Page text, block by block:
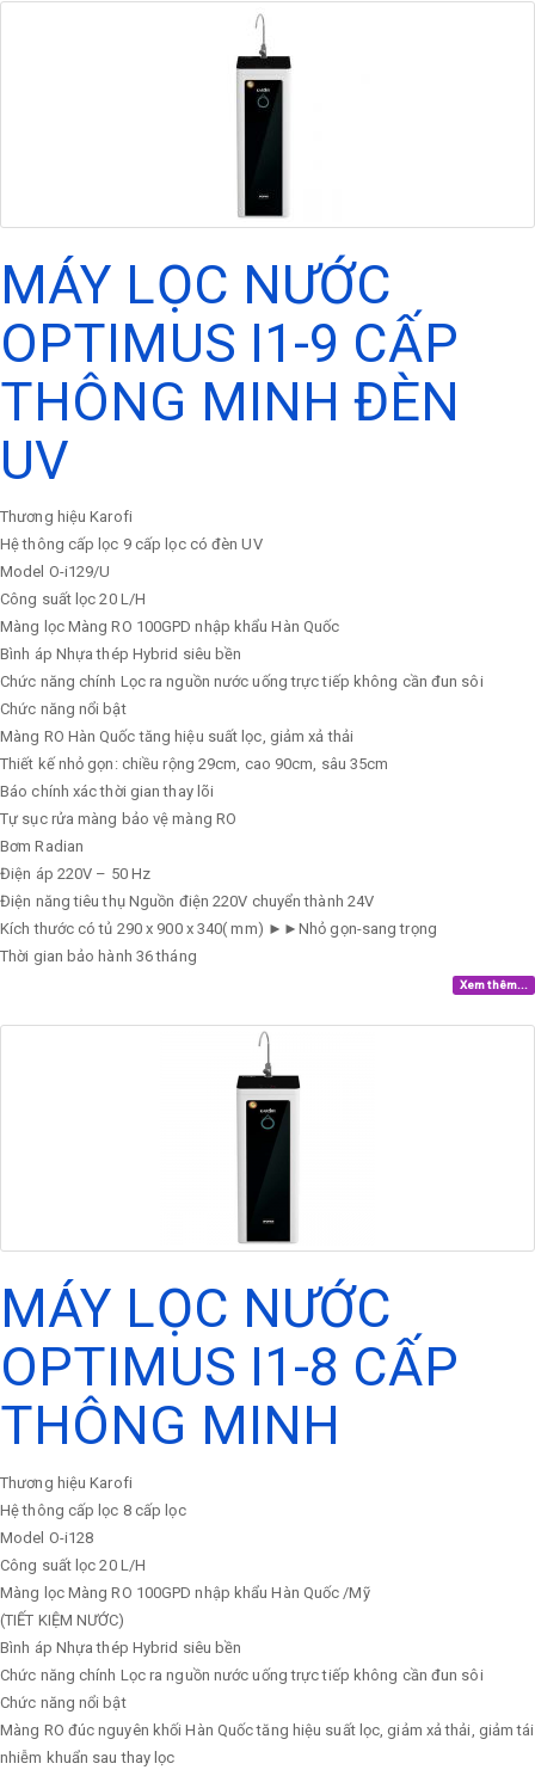
MÁY LỌC NƯỚC
OPTIMUS I1-9 CẤP
THÔNG MINH ĐÈN
UV
Thương hiệu Karofi
Hệ thông cấp lọc 9 cấp lọc có đèn UV
Model O-i129/U
Công suất lọc 20 L/H
Màng lọc Màng RO 100GPD nhập khẩu Hàn Quốc
Bình áp Nhựa thép Hybrid siêu bền
Chức năng chính Lọc ra nguồn nước uống trực tiếp không cần đun sôi
Chức năng nổi bật
Màng RO Hàn Quốc tăng hiệu suất lọc, giảm xả thải
Thiết kế nhỏ gọn: chiều rộng 29cm, cao 90cm, sâu 35cm
Báo chính xác thời gian thay lõi
Tự sục rửa màng bảo vệ màng RO
Bơm Radian
Điện áp 220V – 50 Hz
Điện năng tiêu thụ Nguồn điện 220V chuyển thành 24V
Kích thước có tủ 290 x 900 x 340( mm) ►►Nhỏ gọn-sang trọng
Thời gian bảo hành 36 tháng
Xem thêm...
MÁY LỌC NƯỚC
OPTIMUS I1-8 CẤP
THÔNG MINH
Thương hiệu Karofi
Hệ thông cấp lọc 8 cấp lọc
Model O-i128
Công suất lọc 20 L/H
Màng lọc Màng RO 100GPD nhập khẩu Hàn Quốc /Mỹ
(TIẾT KIỆM NƯỚC)
Bình áp Nhựa thép Hybrid siêu bền
Chức năng chính Lọc ra nguồn nước uống trực tiếp không cần đun sôi
Chức năng nổi bật
Màng RO đúc nguyên khối Hàn Quốc tăng hiệu suất lọc, giảm xả thải, giảm tái
nhiễm khuẩn sau thay lọc